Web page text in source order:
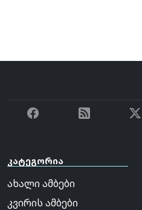
კატეგორია
ახალი ამბები
კვირის ამბები